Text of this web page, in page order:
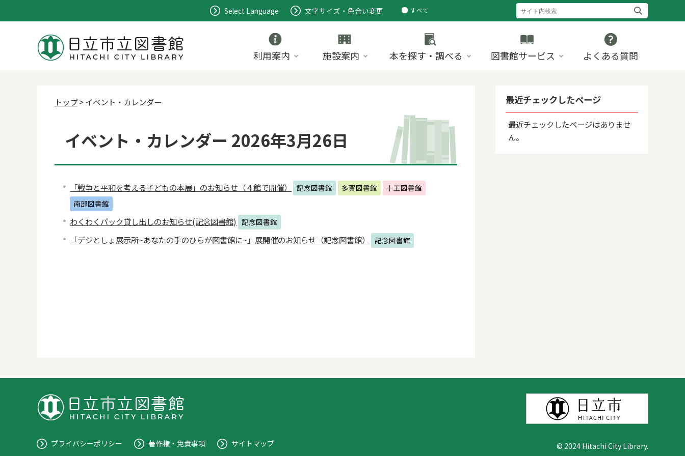
Select Language 文字サイズ・色合い変更
すべて
ページ
利用案内 施設案内 本を探す・調べる 図書館サービス よくある質問
トップ> イベント・カレンダー
イベント・カレンダー 2026年3月26日
「戦争と平和を考える子どもの本展」のお知らせ（４館で開催） 記念図書館 多賀図書館
十王図書館
南部図書館
わくわくパック貸し出しのお知らせ(記念図書館) 記念図書館
「デジとしょ展示所~あなたの手のひらが図書館に~」展開催のお知らせ（記念図書館） 記念図書館
最近チェックしたページ
最近チェックしたページはありませ
ん。
プライバシーポリシー 著作権・免責事項 サイトマップ © 2024 Hitachi City Library.